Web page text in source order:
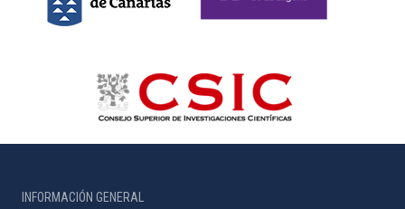
INFORMACIÓN GENERAL